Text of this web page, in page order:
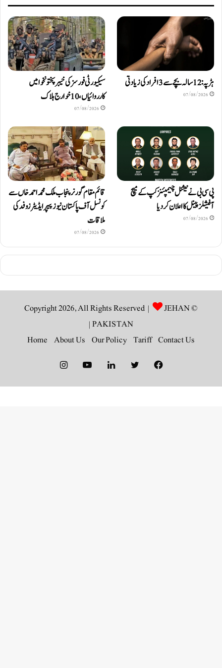
ہڑپہ: 12 سالہ بچے سے 3 افراد کی زیادتی
07/08/2026
سیکیورٹی فورسز کی خیبرپختونخوا میں
کارروائیاں، 10 خوارج ہلاک
07/08/2026
پی سی بی نے نیشنل چیمپئنز کپ کے میچ
آفیشلز پینل کا اعلان کر دیا
07/08/2026
قائم مقام گورنر پنجاب ملک محمد احمد خاں سے
کونسل آف پاکستان نیوز پیپر ایڈیٹرزوفد کی
ملاقات
07/08/2026
© Copyright 2026, All Rights Reserved |
JEHAN
PAKISTAN
|
Contact Us
Tariff
Our Policy
About Us
Home
Facebook
Twitter
LinkedIn
YouTube
Instagram